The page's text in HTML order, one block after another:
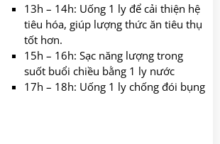
13h – 14h: Uống 1 ly để cải thiện hệ
tiêu hóa, giúp lượng thức ăn tiêu thụ
tốt hơn.
15h – 16h: Sạc năng lượng trong
suốt buổi chiều bằng 1 ly nước
17h – 18h: Uống 1 ly chống đói bụng